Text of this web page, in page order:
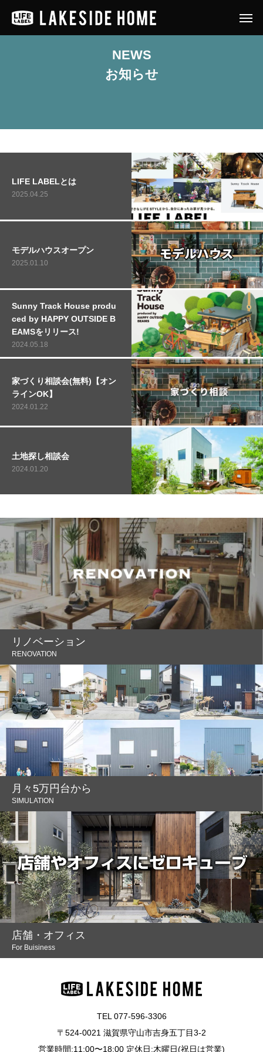
NEWS
お知らせ
LIFE LABELとは
2025.04.25
モデルハウスオープン
2025.01.10
Sunny Track House produ
ced by HAPPY OUTSIDE B
EAMSをリリース!
2024.05.18
家づくり相談会(無料)【オン
ラインOK】
2024.01.22
土地探し相談会
2024.01.20
リノベーション
RENOVATION
月々5万円台から
SIMULATION
店舗・オフィス
For Buisiness
TEL 077-596-3306
〒524-0021 滋賀県守山市吉身五丁目3-2
営業時間:11:00〜18:00 定休日:木曜日(祝日は営業)